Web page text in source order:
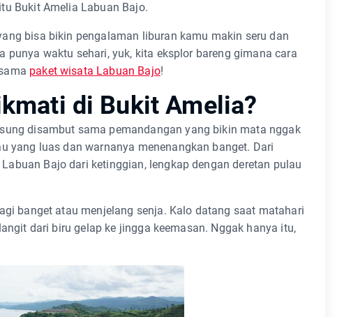
Bukit Amelia Labuan Bajo.
bisa bikin pengalaman liburan kamu makin seru dan
punya waktu sehari, yuk, kita eksplor bareng gimana cara
paket wisata Labuan Bajo!
di Bukit Amelia?
disambut sama pemandangan yang bikin mata nggak
yang luas dan warnanya menenangkan banget. Dari
Bajo dari ketinggian, lengkap dengan deretan pulau
banget atau menjelang senja. Kalo datang saat matahari
dari biru gelap ke jingga keemasan. Nggak hanya itu,